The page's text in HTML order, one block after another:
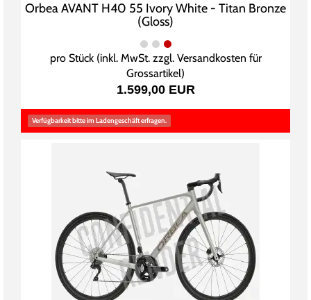
Orbea AVANT H40 55 Ivory White - Titan Bronze
(Gloss)
pro Stück (inkl. MwSt. zzgl. Versandkosten für
Grossartikel)
1.599,00 EUR
Verfügbarkeit bitte im Ladengeschäft erfragen.